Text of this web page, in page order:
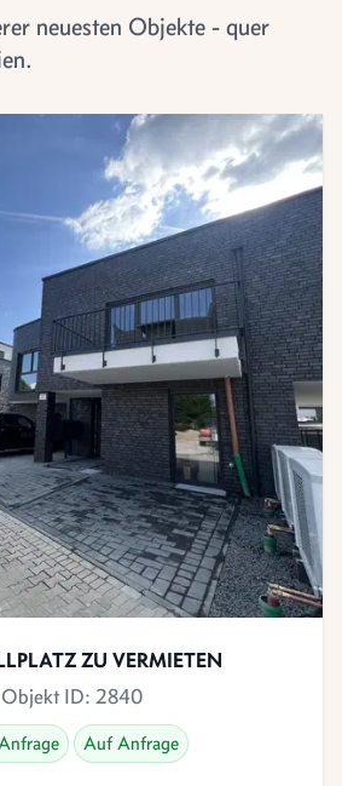
neuesten Objekte - quer
ZU VERMIETEN
ZU VERMIETEN
Objekt ID: 2840
Auf Anfrage